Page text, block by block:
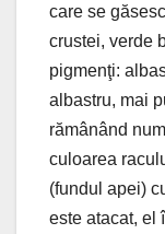
care se
crustei, verde
pigmenţi:
albastru, mai
rămânând
culoarea
(fundul apei)
este atacat, el